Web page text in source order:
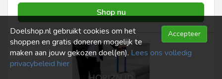
Shop nu
Accepteer
Doelshop.nl gebruikt cookies om het
shoppen en gratis doneren mogelijk te
maken aan jouw gekozen doel(en). Lees ons volledig
privacybeleid hier